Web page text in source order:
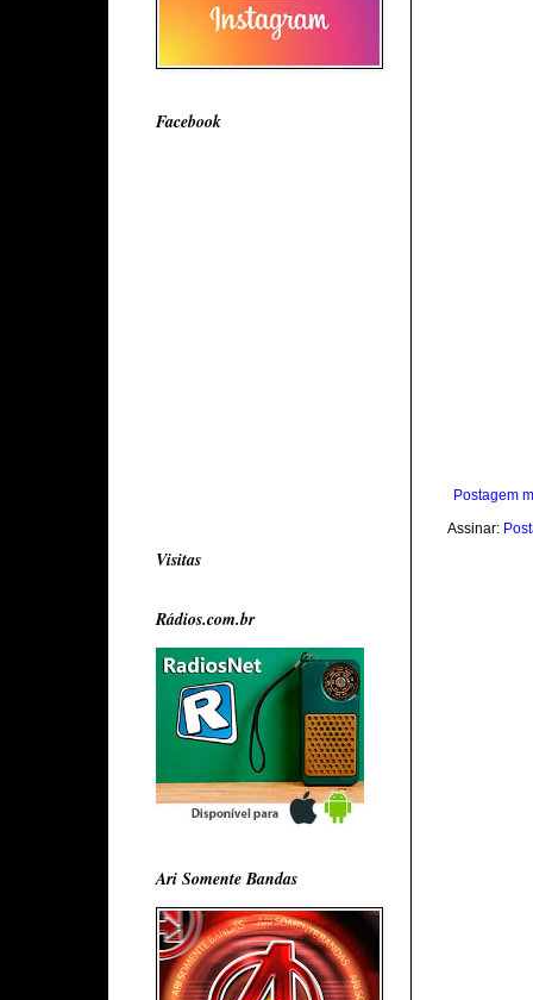
Postagem
Assinar:
Facebook
Visitas
Rádios.com.br
Ari Somente Bandas